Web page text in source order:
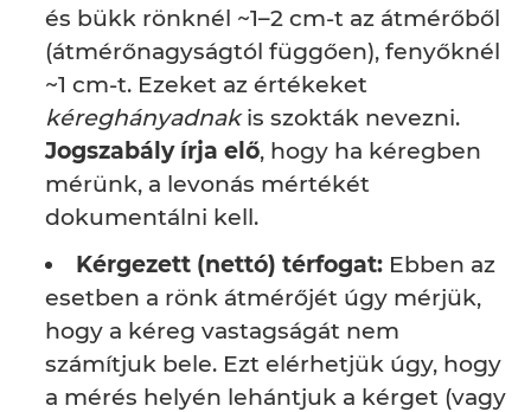
és bükk rönknél ~1–2 cm-t az átmérőből
(átmérőnagyságtól függően), fenyőknél
~1 cm-t. Ezeket az értékeket
kéreghányadnakis szokták nevezni.
Jogszabály írja elő, hogy ha kéregben
mérünk, a levonás mértékét
dokumentálni kell.
Kérgezett (nettó) térfogat: Ebben az
esetben a rönk átmérőjét úgy mérjük,
hogy a kéreg vastagságát nem
számítjuk bele. Ezt elérhetjük úgy, hogy
a mérés helyén lehántjuk a kérget (vagy